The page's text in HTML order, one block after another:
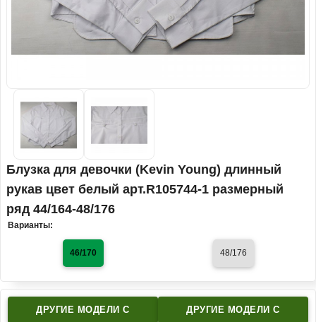
Блузка для девочки (Kevin Young) длинный
рукав цвет белый арт.R105744-1 размерный
ряд 44/164-48/176
Варианты:
46/170 48/176
ДРУГИЕ МОДЕЛИ C ДРУГИЕ МОДЕЛИ C